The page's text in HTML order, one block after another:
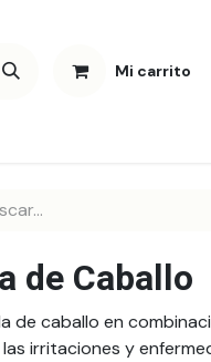
Mi carrito
de Caballo
de caballo en
irritaciones y